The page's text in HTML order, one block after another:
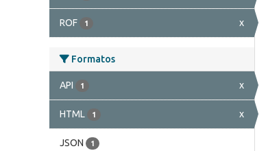
ROF 1 x
Formatos
API 1 x
HTML 1 x
JSON 1